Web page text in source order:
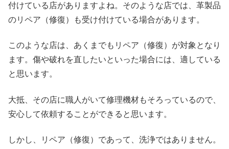
付けている店がありますよね。そのような店では、革製品
のリペア（修復）も受け付けている場合があります。
このような店は、あくまでもリペア（修復）が対象となり
ます。傷や破れを直したいといった場合には、適している
と思います。
大抵、その店に職人がいて修理機材もそろっているので、
安心して依頼することができると思います。
しかし、リペア（修復）であって、洗浄ではありません。